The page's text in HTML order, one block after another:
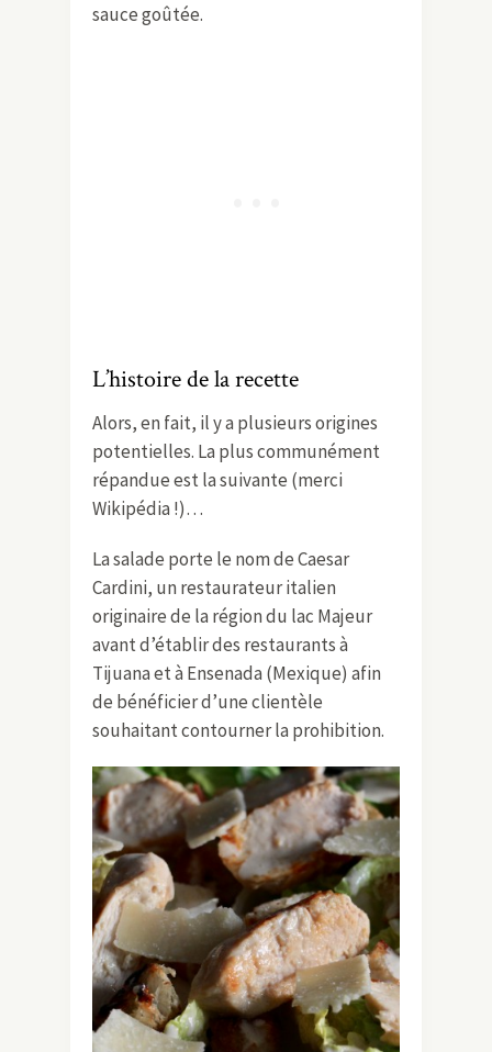
sauce goûtée.
L’histoire de la recette
Alors, en fait, il y a plusieurs origines
potentielles. La plus communément
répandue est la suivante (merci
Wikipédia !)…
La salade porte le nom de Caesar
Cardini, un restaurateur italien
originaire de la région du lac Majeur
avant d’établir des restaurants à
Tijuana et à Ensenada (Mexique) afin
de bénéficier d’une clientèle
souhaitant contourner la prohibition.